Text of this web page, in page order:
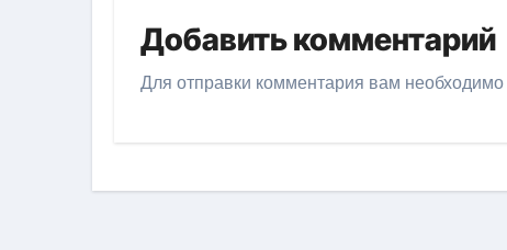
Добавить комментарий
Для отправки комментария вам необходимо